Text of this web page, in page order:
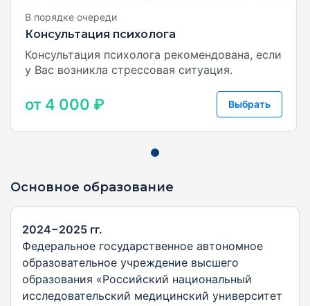
В порядке очереди
Консультация психолога
Консультация психолога рекомендована, если
у Вас возникла стрессовая ситуация.
от 4 000 ₽ Выбрать
Основное образование
2024−2025 гг.
Федеральное государственное автономное
образовательное учреждение высшего
образования «Российский национальный
исследовательский медицинский университет